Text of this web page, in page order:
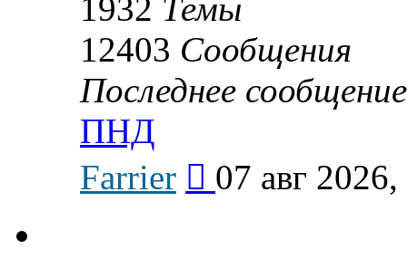
1932 Темы
12403 Сообщения
Последнее сообщение
ПНД
Farrier
последнему
07 авг